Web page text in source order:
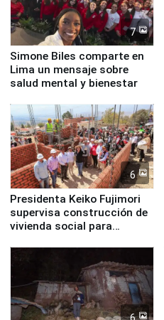
7
Simone Biles comparte en
Lima un mensaje sobre
salud mental y bienestar
6
Presidenta Keiko Fujimori
supervisa construcción de
vivienda social para
6